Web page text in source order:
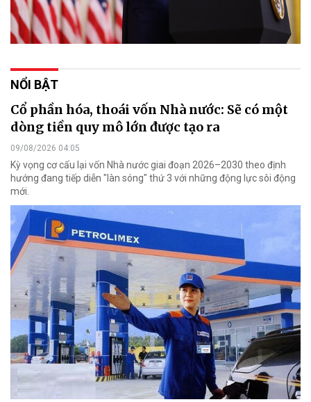
NỔI BẬT
Cổ phần hóa, thoái vốn Nhà nước: Sẽ có một
dòng tiền quy mô lớn được tạo ra
09/08/2026 04:05
Kỳ vọng cơ cấu lại vốn Nhà nước giai đoạn 2026–2030 theo định
hướng đang tiếp diễn "làn sóng" thứ 3 với những động lực sôi động
mới.